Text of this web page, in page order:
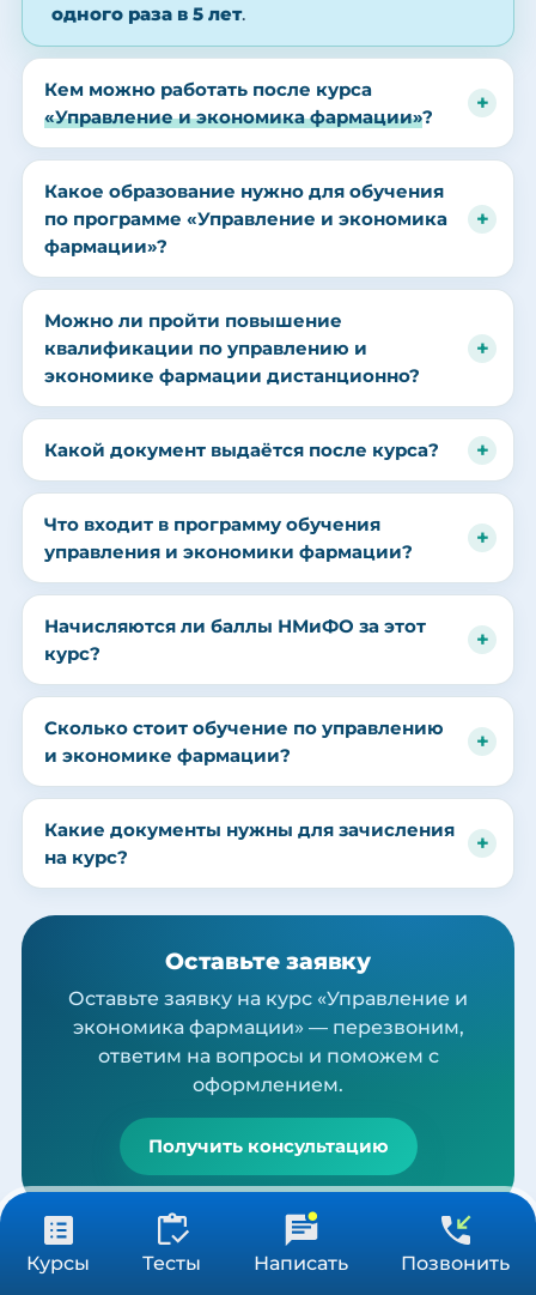
Курсы Тесты Написать Позвонить
одного раза в 5 лет.
Кем можно работать после курса
«Управление и экономика фармации»?
Какое образование нужно для обучения
по программе «Управление и экономика
фармации»?
Можно ли пройти повышение
квалификации по управлению и
экономике фармации дистанционно?
Какой документ выдаётся после курса?
Что входит в программу обучения
управления и экономики фармации?
Начисляются ли баллы НМиФО за этот
курс?
Сколько стоит обучение по управлению
и экономике фармации?
Какие документы нужны для зачисления
на курс?
Оставьте заявку
Оставьте заявку на курс «Управление и
экономика фармации» — перезвоним,
ответим на вопросы и поможем с
оформлением.
Получить консультацию
Похожие программы
от 3 900 ₽
36/72/144 ч Получить консультацию